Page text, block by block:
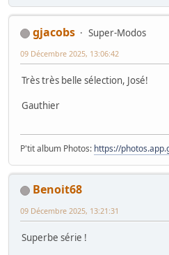
gjacobs
Super-Modos
09 Décembre 2025, 13:06:42
Très très belle sélection, José!
Gauthier
P'tit album Photos: https://
Benoit68
09 Décembre 2025, 13:21:31
Superbe série !